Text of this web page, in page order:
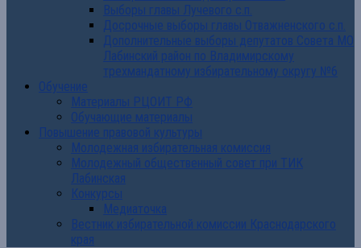
Выборы главы Лучевого с.п.
Досрочные выборы главы Отважненского с.п.
Дополнительные выборы депутатов Совета МО
Лабинский район по Владимирскому
трехмандатному избирательному округу №6
Обучение
Материалы РЦОИТ РФ
Обучающие материалы
Повышение правовой культуры
Молодежная избирательная комиссия
Молодежный общественный совет при ТИК
Лабинская
Конкурсы
Медиаточка
Вестник избирательной комиссии Краснодарского
края